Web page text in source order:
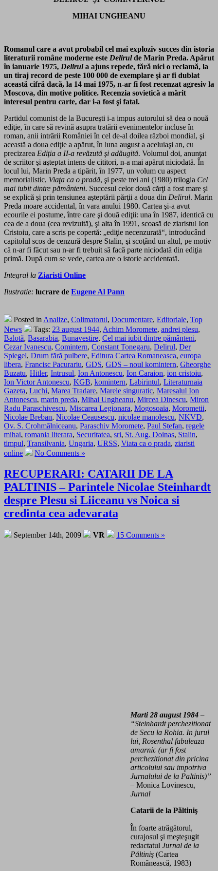
MIHAI UNGHEANU
Romanul care a avut probabil cel mai exploziv succes din istoria
literaturii române moderne este Delirulde Marin Preda. Apărut
în ianuarie 1975, Delirula ajuns repede, fără nici o reclamă, la
un tiraj record de peste 100 000 de exemplare şi ar fi dublat
această cifră dacă, la 14 mai 1975, n-ar fi fost recenzat agresiv la
Moscova, din motive politice. Recenzia sovietică a mărit
interesul pentru carte, dar i-a fost şi fatal.
Partidul comunist de la Bucureşti i-a impus autorului să dea o nouă
ediţie, în care să revină asupra tratării evenimentelor incluse în
roman, anii intrării României în cel de-al doilea război mondial, şi
această a doua ediţie a apărut, în luna august a aceluiaşi an, cu
precizarea Ediţia a II-a revăzută şi adăugită. Volumul doi, anunţat
de scriitor şi aşteptat intens de cititori, n-a mai apărut niciodată. În
locul lui, Marin Preda a tipărit, în 1977, un volum cu aspect
memorialistic, Viaţa ca o pradă, şi peste trei ani (1980) trilogia Cel
mai iubit dintre pământeni. Succesul celor două cărţi a fost mare şi
se explică şi prin tensiunea aşteptării părţii a doua din Delirul. Marin
Preda moare accidental, în vara anului 1980. Cartea şi-a avut
ecourile ei postume, între care şi două ediţii: una în 1987, identică cu
cea de a doua (cea revizuită), şi alta în 1991, scoasă de ziaristul Ion
Cristoiu, care a scris pe copertă: „ediţie necenzurată“, introducând
capitolul scos de cenzură despre Stalin, şi scoţând un altul, pe motiv
că n-ar fi făcut sau n-ar fi trebuit să facă parte niciodată din ediţia
primă. După cum se vede, cartea are o istorie accidentată.
Integral la Ziaristi Online
Ilustratie: lucrare de Eugene Al Pann
Posted in Analize, Colimatorul, Documentare, Editoriale, Top
News
Tags: 23 august 1944, Achim Moromete, andrei plesu,
Balotă, Basarabia, Bunavestire, Cel mai iubit dintre pământeni,
Cezar Ivanescu, Comintern, Constant Tonegaru, Delirul, Der
Spiegel, Drum fără pulbere, Editura Cartea Romaneasca, europa
libera, Francisc Pacurariu, GDS, GDS – noul komintern, Gheorghe
Buzatu, Hitler, Intrusul, Ion Antonescu, Ion Caraion, ion cristoiu,
Ion Victor Antonescu, KGB, komintern, Labirintul, Literaturnaia
Gazeta, Luchi, Marea Tradare, Marele singuratic, Maresalul Ion
Antonescu, marin preda, Mihai Ungheanu, Mircea Dinescu, Miron
Radu Paraschivescu, Miscarea Legionara, Mogosoaia, Morometii,
Nicolae Breban, Nicolae Ceausescu, nicolae manolescu, NKVD,
Ov. S. Crohmălniceanu, Paraschiv Moromete, Paul Stefan, regele
mihai, romania literara, Securitatea, sri, St. Aug. Doinas, Stalin,
timpul, Transilvania, Ungaria, URSS, Viata ca o prada, ziaristi
online
No Comments »
RECUPERARI: CATARII DE LA
PALTINIS – Parintele Nicolae Steinhardt
despre Plesu si Liiceanu vs Noica si
credinta cea adevarata
September 14th, 2009 VR 15 Comments »
Marti 28 august 1984 –
“Steinhardt perchezitionat
de Secu la Rohia. In jurul
lui, Rosenthal fabuleaza
amarnic (ar fi fost
perchezitionat din pricina
articolului sau impotriva
Jurnalului de la Paltinis)”
– Monica Lovinescu,
Jurnal
Catarii de la Păltiniş
În foarte atrăgătorul,
curajosul şi meşteşugit
redactatul Jurnal de la
Păltiniş (Cartea
Românească, 1983)